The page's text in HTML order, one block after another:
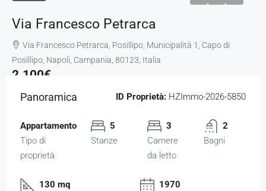
Via Francesco Petrarca
Via Francesco Petrarca, Posillipo, Municipalità 1, Capo di
Posillipo, Napoli, Campania, 80123, Italia
2.100€
Panoramica ID Proprietà: HZImmo-2026-5850
Appartamento
Tipo di
proprietà
5
Stanze
3
Camere
da letto
2
Bagni
130 mq
1970